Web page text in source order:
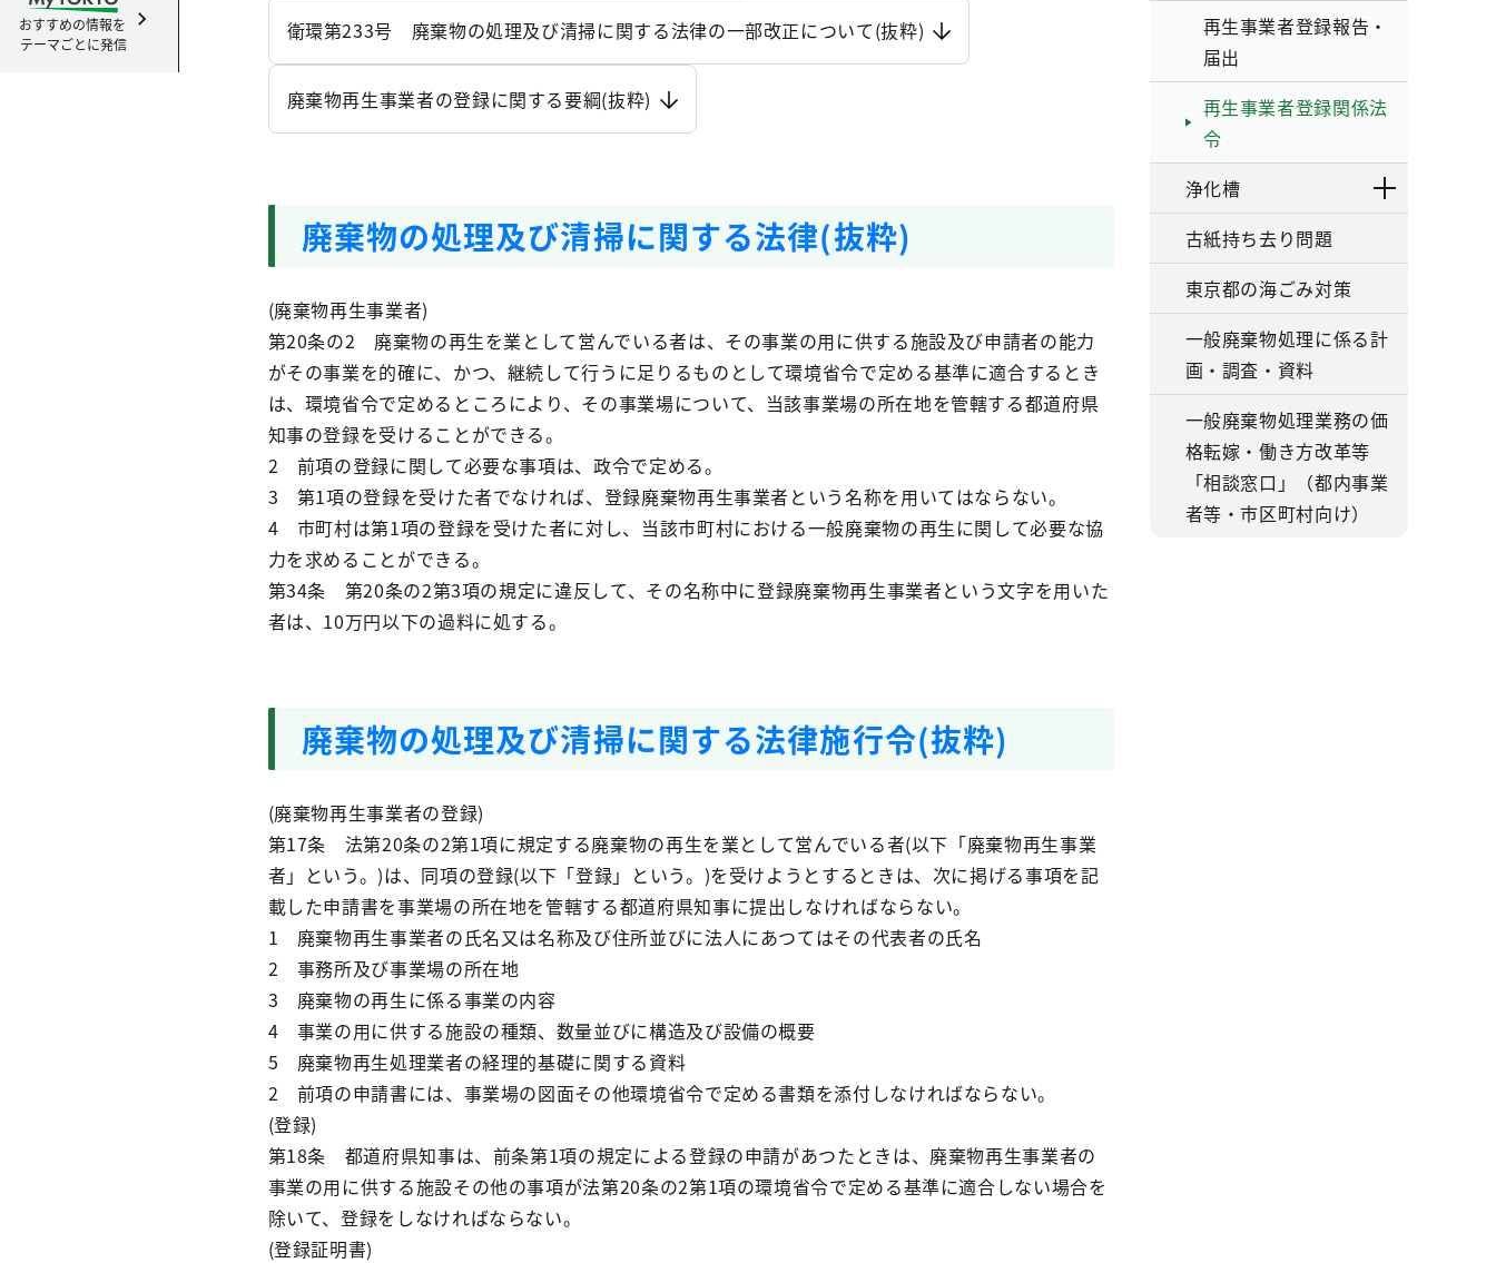
おすすめの情報を
テーマごとに発信
衛環第233号 廃棄物の処理及び清掃に関する法律の一部改正について(抜粋)
廃棄物再生事業者の登録に関する要綱(抜粋)
廃棄物の処理及び清掃に関する法律(抜粋)
(廃棄物再生事業者)
第20条の2 廃棄物の再生を業として営んでいる者は、その事業の用に供する施設及び申請者の能力
がその事業を的確に、かつ、継続して行うに足りるものとして環境省令で定める基準に適合するとき
は、環境省令で定めるところにより、その事業場について、当該事業場の所在地を管轄する都道府県
知事の登録を受けることができる。
2 前項の登録に関して必要な事項は、政令で定める。
3 第1項の登録を受けた者でなければ、登録廃棄物再生事業者という名称を用いてはならない。
4 市町村は第1項の登録を受けた者に対し、当該市町村における一般廃棄物の再生に関して必要な協
力を求めることができる。
第34条 第20条の2第3項の規定に違反して、その名称中に登録廃棄物再生事業者という文字を用いた
者は、10万円以下の過料に処する。
廃棄物の処理及び清掃に関する法律施行令(抜粋)
(廃棄物再生事業者の登録)
第17条 法第20条の2第1項に規定する廃棄物の再生を業として営んでいる者(以下「廃棄物再生事業
者」という。)は、同項の登録(以下「登録」という。)を受けようとするときは、次に掲げる事項を記
載した申請書を事業場の所在地を管轄する都道府県知事に提出しなければならない。
1 廃棄物再生事業者の氏名又は名称及び住所並びに法人にあつてはその代表者の氏名
2 事務所及び事業場の所在地
3 廃棄物の再生に係る事業の内容
4 事業の用に供する施設の種類、数量並びに構造及び設備の概要
5 廃棄物再生処理業者の経理的基礎に関する資料
2 前項の申請書には、事業場の図面その他環境省令で定める書類を添付しなければならない。
(登録)
第18条 都道府県知事は、前条第1項の規定による登録の申請があつたときは、廃棄物再生事業者の
事業の用に供する施設その他の事項が法第20条の2第1項の環境省令で定める基準に適合しない場合を
除いて、登録をしなければならない。
(登録証明書)
再生事業者登録報告・
届出
再生事業者登録関係法
令
浄化槽
古紙持ち去り問題
東京都の海ごみ対策
一般廃棄物処理に係る計
画・調査・資料
一般廃棄物処理業務の価
格転嫁・働き方改革等
「相談窓口」（都内事業
者等・市区町村向け）